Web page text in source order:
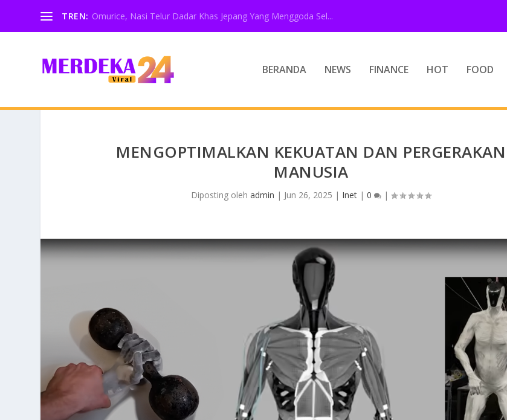
TREN: Omurice, Nasi Telur Dadar Khas Jepang Yang Menggoda Sel...
BERANDA NEWS FINANCE HOT FOOD
MENGOPTIMALKAN KEKUATAN DAN PERGERAKAN
MANUSIA
Diposting olehadmin | Jun 26, 2025 | Inet |0 |